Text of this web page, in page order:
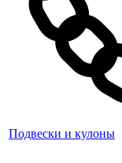
Подвески и кулоны